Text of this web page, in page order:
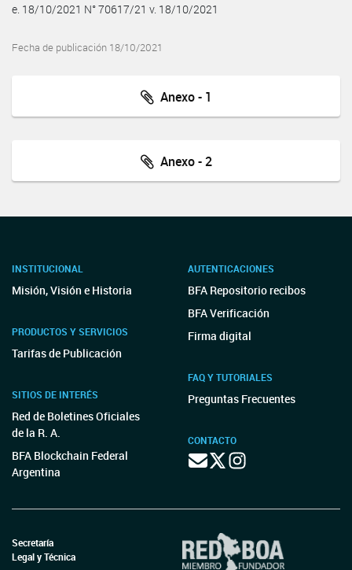
e. 18/10/2021 N° 70617/21 v. 18/10/2021
Fecha de publicación 18/10/2021
Anexo - 1
Anexo - 2
INSTITUCIONAL
Misión, Visión e Historia
PRODUCTOS Y SERVICIOS
Tarifas de Publicación
SITIOS DE INTERÉS
Red de Boletines Oficiales
de la R. A.
BFA Blockchain Federal
Argentina
AUTENTICACIONES
BFA Repositorio recibos
BFA Verificación
Firma digital
FAQ Y TUTORIALES
Preguntas Frecuentes
CONTACTO
Secretaría
Legal y Técnica